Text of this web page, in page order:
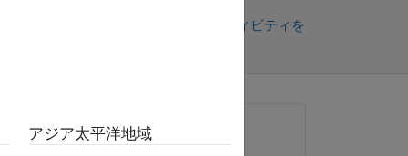
サインインしてアクティビティを
質問済み:
アジア太平洋地域